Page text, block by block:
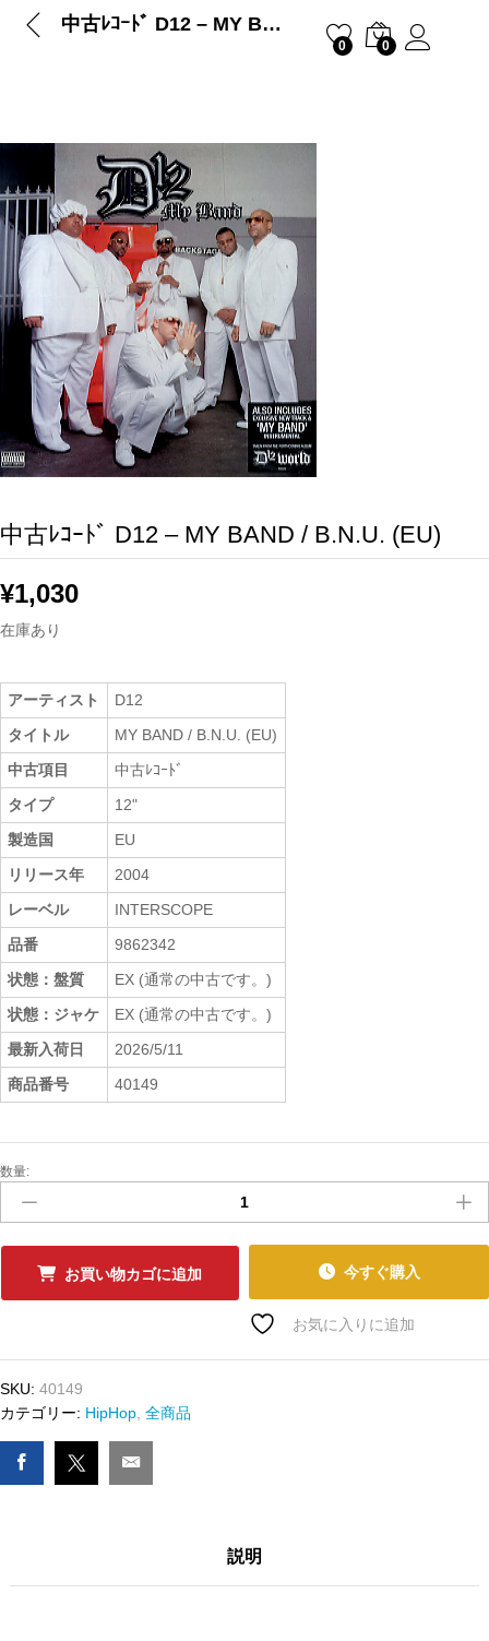
中古ﾚｺｰﾄﾞ D12 – MY BAND / B.N.U. (EU)
0 0
中古ﾚｺｰﾄﾞ D12 – MY BAND / B.N.U. (EU)
¥1,030
在庫あり
アーティスト
D12
タイトル
MY BAND / B.N.U. (EU)
中古項目
中古ﾚｺｰﾄﾞ
タイプ
12"
製造国
EU
リリース年
2004
レーベル
INTERSCOPE
品番
9862342
状態：盤質
EX (通常の中古です。)
状態：ジャケ
EX (通常の中古です。)
最新入荷日
2026/5/11
商品番号
40149
中
ﾚ
ｺ
ﾄﾞ
BAND
/
B.N.U.
(EU)
数
数量:
お買い物カゴに追加 今すぐ購入
お気に入りに追加
SKU: 40149
カテゴリー: HipHop 全商品
説明